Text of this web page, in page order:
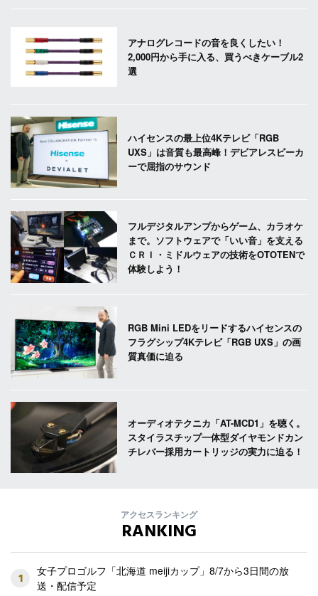
アナログレコードの音を良くしたい！
2,000円から手に入る、買うべきケーブル2
選
ハイセンスの最上位4Kテレビ「RGB
UXS」は音質も最高峰！デビアレスピーカ
ーで屈指のサウンド
フルデジタルアンプからゲーム、カラオケ
まで。ソフトウェアで「いい音」を支える
ＣＲＩ・ミドルウェアの技術をOTOTENで
体験しよう！
RGB Mini LEDをリードするハイセンスの
フラグシップ4Kテレビ「RGB UXS」の画
質真価に迫る
オーディオテクニカ「AT-MCD1」を聴く。
スタイラスチップ一体型ダイヤモンドカン
チレバー採用カートリッジの実力に迫る！
アクセスランキング
RANKING
1
女子プロゴルフ「北海道 meijiカップ」8/7から3日間の放
送・配信予定